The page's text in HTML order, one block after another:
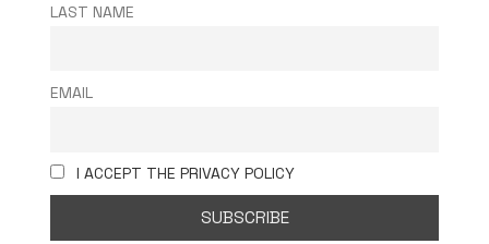
LAST NAME
EMAIL
I ACCEPT THE PRIVACY POLICY